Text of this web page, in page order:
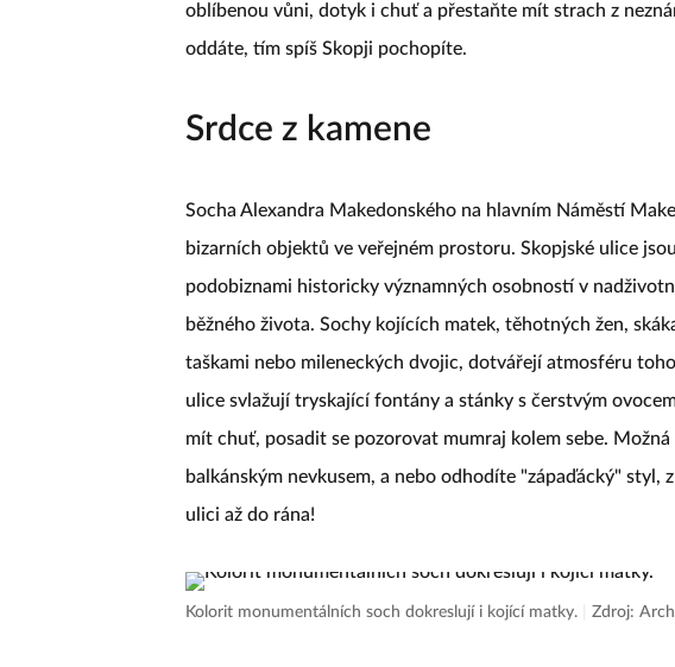
oblíbenou vůni, dotyk i chuť a přestaňte mít strach z
oddáte, tím spíš Skopji pochopíte.
Srdce z kamene
Socha Alexandra Makedonského na hlavním Náměstí
bizarních objektů ve veřejném prostoru. Skopjské ulice
podobiznami historicky významných osobností v
běžného života. Sochy kojících matek, těhotných žen,
taškami nebo mileneckých dvojic, dotvářejí atmosféru
ulice svlažují tryskající fontány a stánky s čerstvým
mít chuť, posadit se pozorovat mumraj kolem sebe.
balkánským nevkusem, a nebo odhodíte "zápaďácký" styl,
ulici až do rána!
Kolorit monumentálních soch dokreslují i kojící matky. Zdroj: